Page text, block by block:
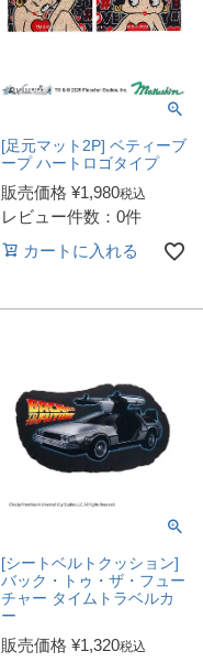
[足元マット2P] ベティーブ
ープ ハートロゴタイプ
販売価格 ¥1,980税込
レビュー件数：0件
カートに入れる
[シートベルトクッション]
バック・トゥ・ザ・フュー
チャー タイムトラベルカ
ー
販売価格 ¥1,320税込